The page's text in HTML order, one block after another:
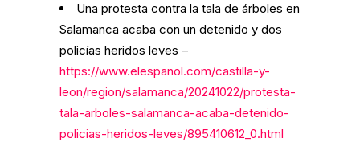
Una protesta contra la tala de árboles en
Salamanca acaba con un detenido y dos
policías heridos leves –
https://www.elespanol.com/castilla-y-
leon/region/salamanca/20241022/protesta-
tala-arboles-salamanca-acaba-detenido-
policias-heridos-leves/895410612_0.html